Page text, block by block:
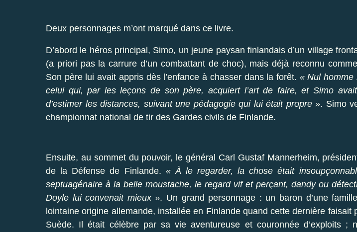
Deux personnages m’ont marqué dans ce livre.
D’abord le héros principal, Simo, un jeune paysan finlandais d’un village
(a priori pas la carrure d’un combattant de choc), mais déjà reconnu
Son père lui avait appris dès l’enfance à chasser dans la forêt. « Nul homme
celui qui, par les leçons de son père, acquiert l’art de faire, et Simo
d’estimer les distances, suivant une pédagogie qui lui était propre ». Simo
championnat national de tir des Gardes civils de Finlande.
Ensuite, au sommet du pouvoir, le général Carl Gustaf Mannerheim,
de la Défense de Finlande. « À le regarder, la chose était
septuagénaire à la belle moustache, le regard vif et perçant, dandy ou
Doyle lui convenait mieux ». Un grand personnage : un baron d’une
lointaine origine allemande, installée en Finlande quand cette dernière faisait
Suède. Il était célèbre par sa vie aventureuse et couronnée d’exploits ;